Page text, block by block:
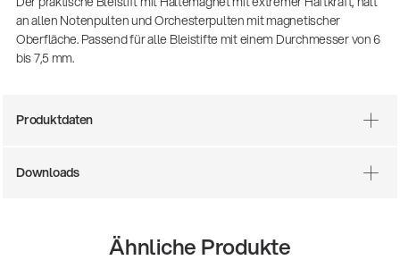
Gitarrenstuhl
Spielfeldrand
an allen Notenpulten und Orchesterpulten mit magnetischer
Oberfläche. Passend für alle Bleistifte mit einem Durchmesser von 6
bis 7,5 mm.
Produktdaten
Downloads
Ähnliche Produkte